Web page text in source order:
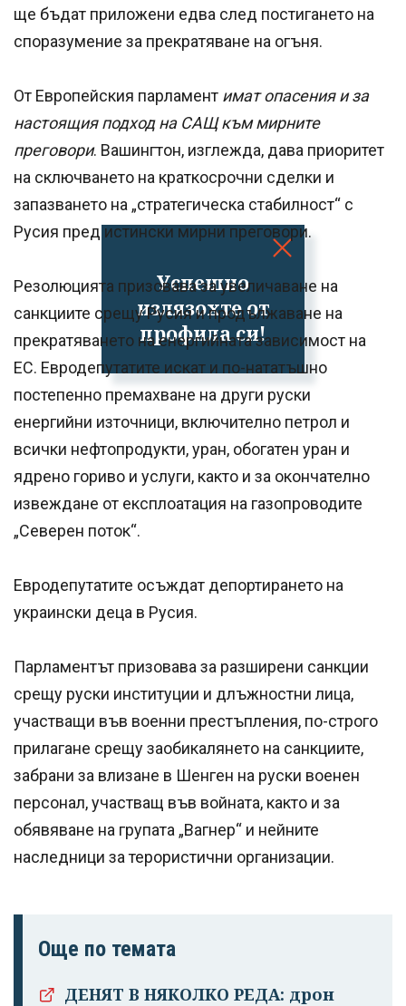
Успешно
излязохте от
профила си!
ще бъдат приложени едва след постигането на
споразумение за прекратяване на огъня.
От Европейския парламент имат опасения и за
настоящия подход на САЩ към мирните
преговори. Вашингтон, изглежда, дава приоритет
на сключването на краткосрочни сделки и
запазването на „стратегическа стабилност“ с
Русия пред истински мирни преговори.
Резолюцията призовава за увеличаване на
санкциите срещу Русия и продължаване на
прекратяването на енергийната зависимост на
ЕС. Евродепутатите искат и по-нататъшно
постепенно премахване на други руски
енергийни източници, включително петрол и
всички нефтопродукти, уран, обогатен уран и
ядрено гориво и услуги, както и за окончателно
извеждане от експлоатация на газопроводите
„Северен поток“.
Евродепутатите осъждат депортирането на
украински деца в Русия.
Парламентът призовава за разширени санкции
срещу руски институции и длъжностни лица,
участващи във военни престъпления, по-строго
прилагане срещу заобикалянето на санкциите,
забрани за влизане в Шенген на руски военен
персонал, участващ във войната, както и за
обявяване на групата „Вагнер“ и нейните
наследници за терористични организации.
Още по темата
ДЕНЯТ В НЯКОЛКО РЕДА: дрон